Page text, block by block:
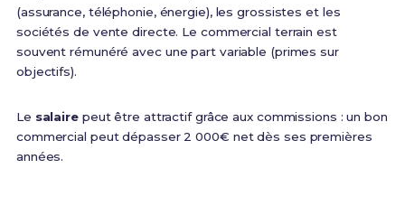
(assurance, téléphonie, énergie), les grossistes et les
sociétés de vente directe. Le commercial terrain est
souvent rémunéré avec une part variable (primes sur
objectifs).
Le salairepeut être attractif grâce aux commissions : un bon
commercial peut dépasser 2 000€ net dès ses premières
années.